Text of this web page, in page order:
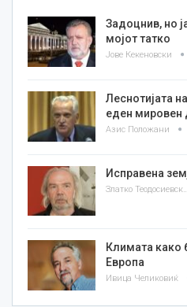
Задоцнив, но
мојот татко
Јове Кекеновски
Леснотијата
еден мировен
Азис Положани
Исправена
Златко Теодосиевски
Климата како
Европа
Ивица Челиковиќ